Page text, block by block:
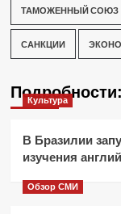
ТАМОЖЕННЫЙ СОЮЗ
САНКЦИИ
Подробности:
Культура
В Бразилии
изучения
Обзор СМИ